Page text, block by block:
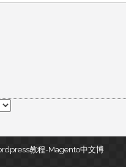
教程-Magento中文博